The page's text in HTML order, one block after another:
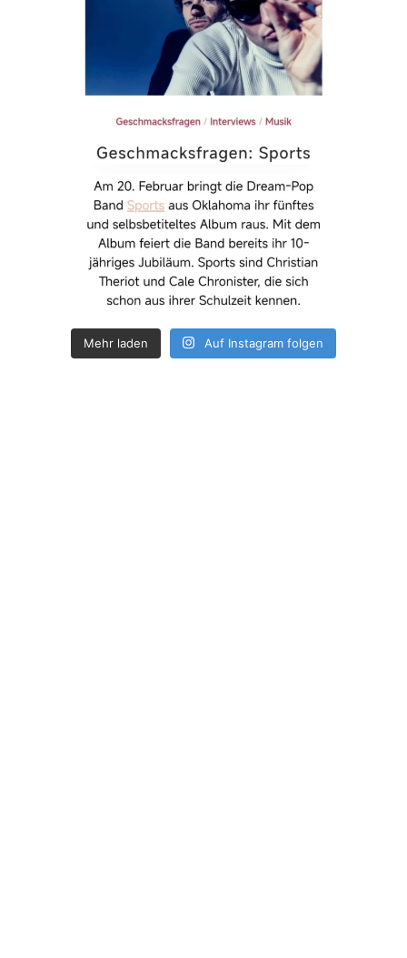
Mehr laden Auf Instagram folgen